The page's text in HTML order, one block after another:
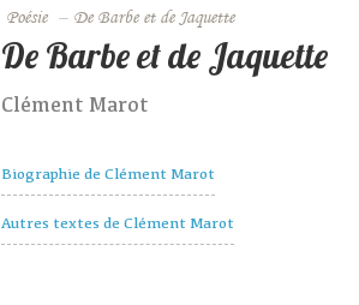
Poésie – De Barbe et de Jaquette
De Barbe et de Jaquette
Clément Marot
Biographie de Clément Marot
Autres textes de Clément Marot